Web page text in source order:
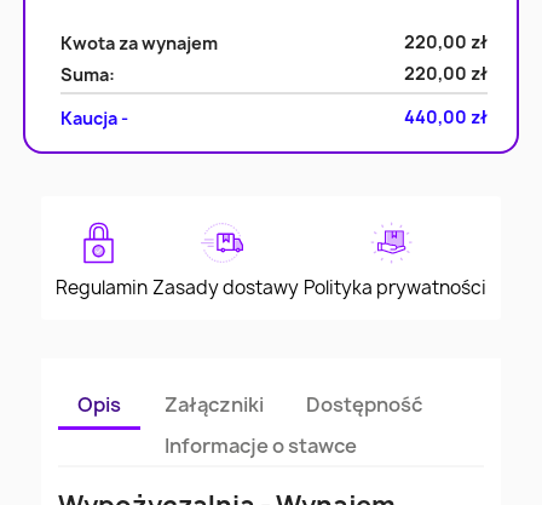
Kwota za wynajem
220,00 zł
Suma:
220,00 zł
Kaucja -
440,00 zł
Regulamin Zasady dostawy Polityka prywatności
Opis Załączniki
Dostępność
Informacje o stawce